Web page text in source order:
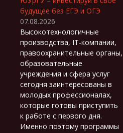
будущее без ЕГЭ и ОГЭ
07.08.2026
Высокотехнологичные
производства, IT-компании,
правоохранительные органы,
образовательные
учреждения и сфера услуг
сегодня заинтересованы в
молодых профессионалах,
которые готовы приступить
к работе с первого дня.
Именно поэтому программы